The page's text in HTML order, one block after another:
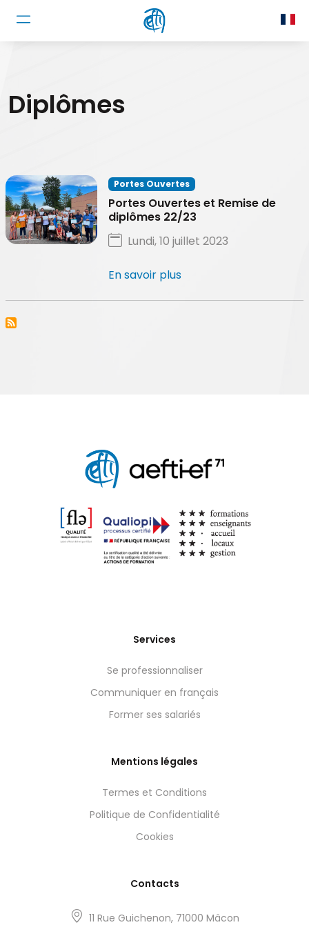
Diplômes
Portes Ouvertes
Portes Ouvertes et Remise de
diplômes 22/23
Lundi, 10 juillet 2023
En savoir plus
Services
Se professionnaliser
Communiquer en français
Former ses salariés
Mentions légales
Termes et Conditions
Politique de Confidentialité
Cookies
Contacts
11 Rue Guichenon, 71000 Mâcon
Panneau de gestion des cookies